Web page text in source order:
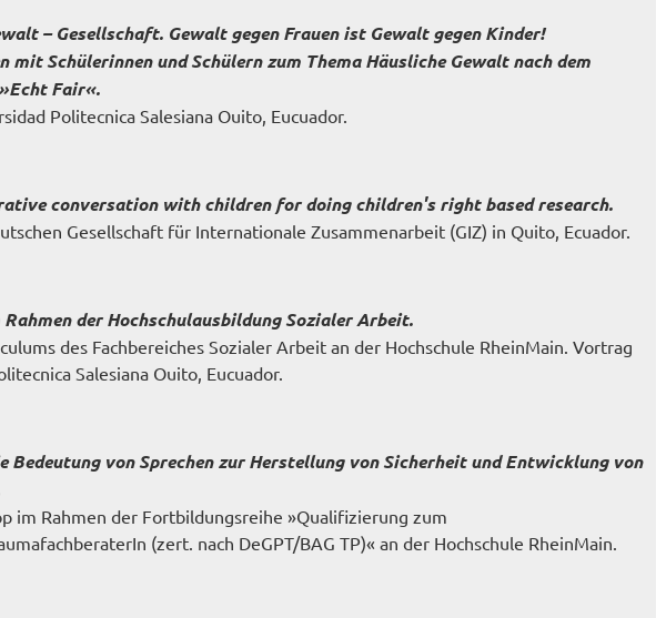
– Gesellschaft. Gewalt gegen Frauen ist Gewalt gegen Kinder!
mit Schülerinnen und Schülern zum Thema Häusliche Gewalt nach dem
Fair«.
Politecnica Salesiana Ouito, Eucuador.
conversation with children for doing children's right based research.
Gesellschaft für Internationale Zusammenarbeit (GIZ) in Quito, Ecuador.
der Hochschulausbildung Sozialer Arbeit.
des Fachbereiches Sozialer Arbeit an der Hochschule RheinMain. Vortrag
Salesiana Ouito, Eucuador.
Bedeutung von Sprechen zur Herstellung von Sicherheit und Entwicklung von
im Rahmen der Fortbildungsreihe »Qualifizierung zum
(zert. nach DeGPT/BAG TP)« an der Hochschule RheinMain.